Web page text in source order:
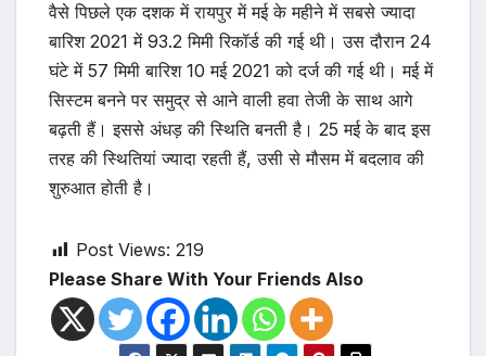
वैसे पिछले एक दशक में रायपुर में मई के महीने में सबसे ज्यादा
बारिश 2021 में 93.2 मिमी रिकॉर्ड की गई थी। उस दौरान 24
घंटे में 57 मिमी बारिश 10 मई 2021 को दर्ज की गई थी। मई में
सिस्टम बनने पर समुद्र से आने वाली हवा तेजी के साथ आगे
बढ़ती हैं। इससे अंधड़ की स्थिति बनती है। 25 मई के बाद इस
तरह की स्थितियां ज्यादा रहती हैं, उसी से मौसम में बदलाव की
शुरुआत होती है।
Post Views: 219
Please Share With Your Friends Also